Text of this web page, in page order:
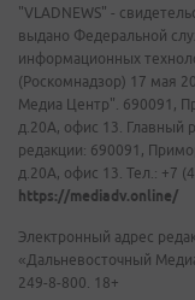
"VLADNEWS" -
выдано Федеральной
информационных
(Роскомнадзор) 17 мая
Медиа Центр". 690091,
д.20А, офис 13. Главный
редакции: 690091,
д.20А, офис 13. Тел.: +7
https://mediadv.online/
Электронный адрес
«Дальневосточный
249-8-800. 18+